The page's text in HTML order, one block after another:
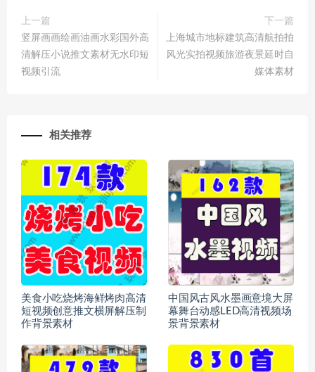
上一篇
竖屏画画绘画油画水彩国外高
清解压小说推文素材无水印短
视频引流
下一篇
上海城市地标建筑高清航拍拍
风光实拍视频旅游夜景延时自
媒体素材
相关推荐
美食小吃烧烤海鲜烤肉高清
短视频创意推文横屏解压制
作背景素材
中国风古风水墨画意境大屏
幕舞台动感LED高清视频场
景背景素材